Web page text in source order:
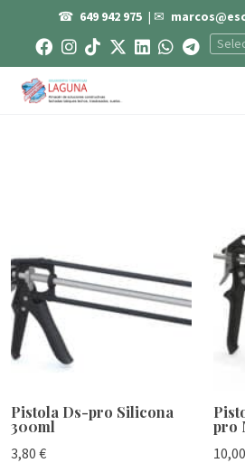
☎ 649 942 975 | ✉
Pistola Ds-pro Silicona
300ml
3,80 €
pro